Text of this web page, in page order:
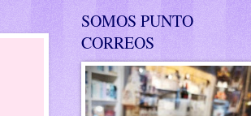
SOMOS PUNTO
CORREOS